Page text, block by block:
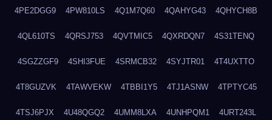
4PE2DGG9 4PW810LS 4Q1M7Q60 4QAHYG43 4QHYCH8B
4QL610TS 4QRSJ753 4QVTMIC5 4QXRDQN7 4S31TENQ
4SGZZGF9 4SHI3FUE 4SRMCB32 4SYJTR01 4T4UXTTO
4T8GUZVK 4TAWVEKW 4TBBI1Y5 4TJ1ASNW 4TPTYC45
4TSJ6PJX 4U48QGQ2 4UMM8LXA 4UNHPQM1 4URT243L